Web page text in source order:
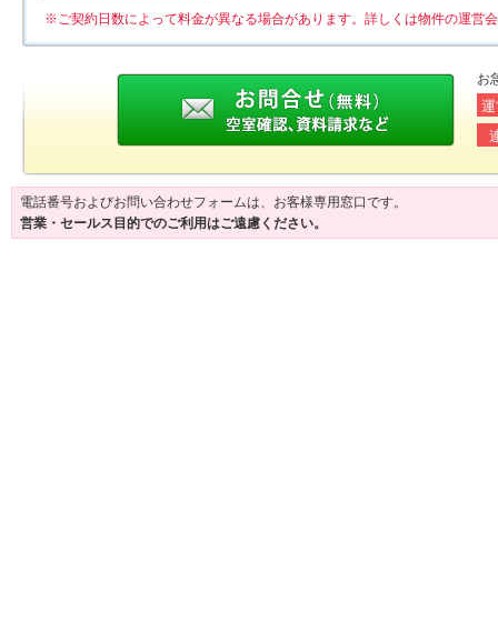
※ご契約日数によって料金が異なる場合があります。詳しくは物件の運営
お
電話番号およびお問い合わせフォームは、お客様専用窓口です。
営業・セールス目的でのご利用はご遠慮ください。